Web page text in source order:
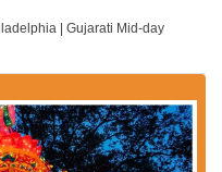
| Gujarati Mid-day